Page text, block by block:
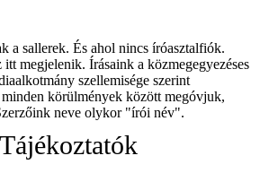
a sallerek. És ahol nincs íróasztalfiók.
megjelenik. Írásaink a közmegegyezéses
szellemisége szerint
körülmények között megóvjuk,
neve olykor "írói név".
Tájékoztatók